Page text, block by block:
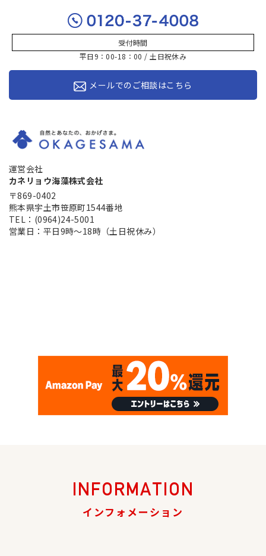
受付時間
平日9：00-18：00 / 土日祝休み
メールでのご相談はこちら
運営会社
カネリョウ海藻株式会社
〒869-0402
熊本県宇土市笹原町1544番地
TEL：(0964)24-5001
営業日：平日9時～18時（土日祝休み）
INFORMATION
インフォメーション